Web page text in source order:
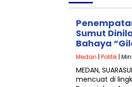
Sumut
Bahaya
Medan | Politik |
MEDAN,
mencuat di